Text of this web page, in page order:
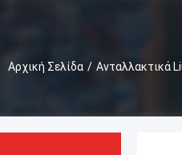
Αρχική Σελίδα / Ανταλλακτικά